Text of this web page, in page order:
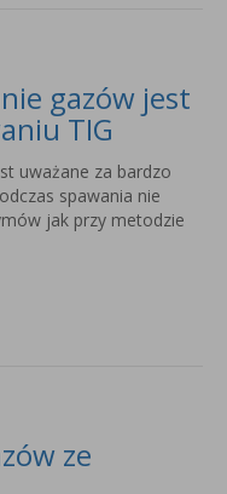
gazów jest
TIG
uważane za bardzo
spawania nie
jak przy metodzie
ze